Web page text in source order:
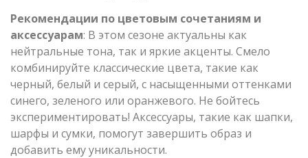
Рекомендации по цветовым сочетаниям и
аксессуарам: В этом сезоне актуальны как
нейтральные тона, так и яркие акценты. Смело
комбинируйте классические цвета, такие как
черный, белый и серый, с насыщенными оттенками
синего, зеленого или оранжевого. Не бойтесь
экспериментировать! Аксессуары, такие как шапки,
шарфы и сумки, помогут завершить образ и
добавить ему уникальности.